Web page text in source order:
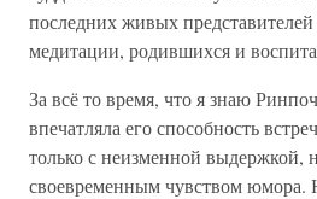
последних живых
медитации, родившихся и
За всё то время, что я знаю
впечатляла его способность
только с неизменной выдержкой,
своевременным чувством юмора.